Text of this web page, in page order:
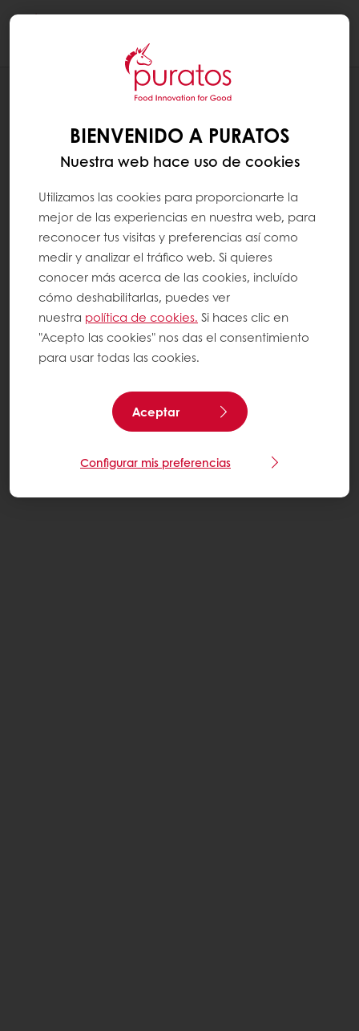
INGREDIENTES PARA CREACIONES DE CHOCOLATE
BIENVENIDO A PURATOS
Nuestra web hace uso de cookies
Utilizamos las cookies para proporcionarte la
mejor de las experiencias en nuestra web, para
reconocer tus visitas y preferencias así como
medir y analizar el tráfico web. Si quieres
conocer más acerca de las cookies, incluído
cómo deshabilitarlas, puedes ver
nuestra política de cookies. Si haces clic en
"Acepto las cookies" nos das el consentimiento
para usar todas las cookies.
Aceptar
Configurar mis preferencias